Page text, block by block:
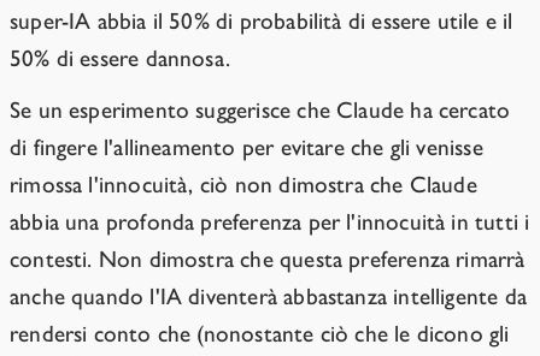
super-IA abbia il 50% di probabilità di essere utile e il
50% di essere dannosa.
Se un esperimento suggerisce che Claude ha cercato
di fingere l'allineamento per evitare che gli venisse
rimossa l'innocuità, ciò non dimostra che Claude
abbia una profonda preferenza per l'innocuità in tutti i
contesti. Non dimostra che questa preferenza rimarrà
anche quando l'IA diventerà abbastanza intelligente da
rendersi conto che (nonostante ciò che le dicono gli